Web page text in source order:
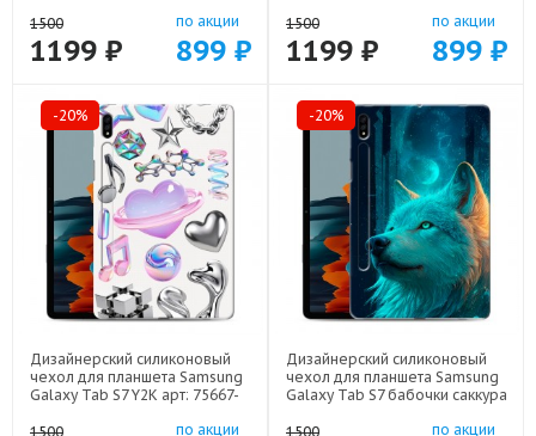
1500
1199 ₽
по акции
899 ₽
1500
1199 ₽
по акции
899 ₽
-20%
Дизайнерский силиконовый
чехол для планшета Samsung
Galaxy Tab S7 Y2K арт: 75667-
1500
по акции
-20%
Дизайнерский силиконовый
чехол для планшета Samsung
Galaxy Tab S7 бабочки саккура
1500
по акции